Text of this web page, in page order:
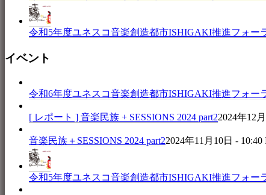
令和5年度ユネスコ音楽創造都市ISHIGAKI推進フォー
イベント
令和6年度ユネスコ音楽創造都市ISHIGAKI推進フォー
[ レポート ] 音楽民族 + SESSIONS 2024 part22024年12
音楽民族＋SESSIONS 2024 part22024年11月10日 - 10:40
令和5年度ユネスコ音楽創造都市ISHIGAKI推進フォー